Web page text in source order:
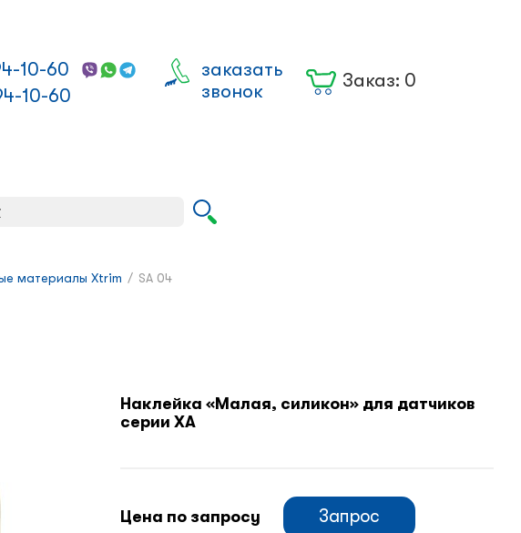
10-60
10-60
заказать
звонок
Заказ: 0
материалы Xtrim / SA 04
Наклейка «Малая, силикон» для датчиков
серии XA
Цена по запросу Запрос